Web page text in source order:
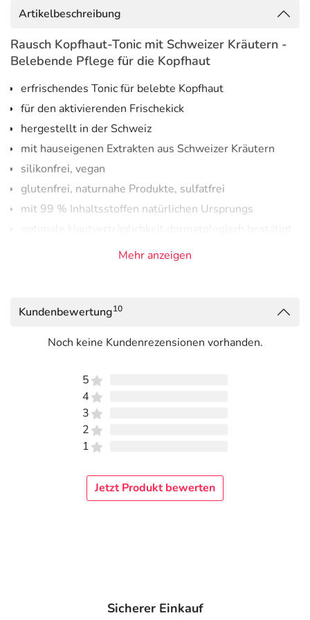
Artikelbeschreibung
Rausch Kopfhaut-Tonic mit Schweizer Kräutern -
Belebende Pflege für die Kopfhaut
erfrischendes Tonic für belebte Kopfhaut
für den aktivierenden Frischekick
hergestellt in der Schweiz
mit hauseigenen Extrakten aus Schweizer Kräutern
silikonfrei, vegan
glutenfrei, naturnahe Produkte, sulfatfrei
mit 99 % Inhaltsstoffen natürlichen Ursprungs
Das Tonic für den aktivierenden Kopfhaut-
enthälteinen vitalisierenden Duft nach Kräutern und
heimischen Blumen. Es weckt bei jeder Anwendung
Frühlingsgefühle.
Mit wertvollen Extrakten aus Brennnessel,
Spitzwegerich, Schweizer Kamillenblüten, Eichenrinde,
Tabak, Hauswurz und Zinnkraut.
Verwandeln Sie Ihr Bad in ein Mini-Spa mit
diesem erfrischenden Gute-Laune-Boost für einen
erfolgreichen Start in den Tag! Der Weckruf für
alle Morgenmuffel regt mit seinem populären
Kräuterduft die Sinne an und weckt die
direkt nach der Haarwäsche
praktischen Dosier-Applikator auf die noch feuchte
Mehr anzeigen
Kundenbewertung10
Noch keine Kundenrezensionen vorhanden.
5
4
3
2
1
Jetzt Produkt bewerten
Sicherer Einkauf